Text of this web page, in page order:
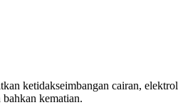
ketidakseimbangan cairan,
kematian.